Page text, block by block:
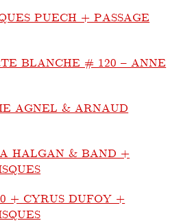
PUECH + PASSAGE
BLANCHE # 120 – ANNE
AGNEL & ARNAUD
HALGAN & BAND +
+ CYRUS DUFOY +